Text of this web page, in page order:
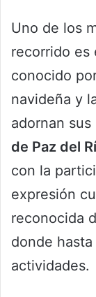
Uno de los
recorrido es
conocido
navideña y
adornan
de Paz del
con la
expresión
reconocida
donde
actividades.